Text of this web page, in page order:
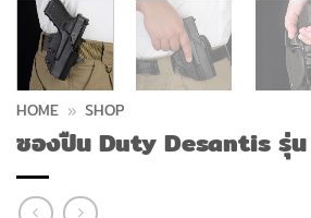
HOME » SHOP
ซองปืน Duty Desantis รุ่